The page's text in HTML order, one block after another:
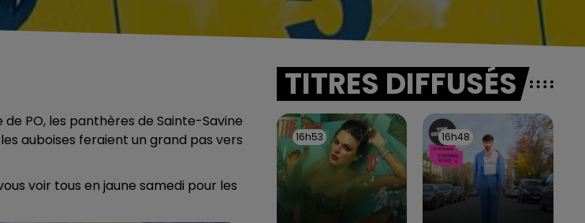
PO, les panthères de Sainte-Savine
auboises feraient un grand pas vers
voir tous en jaune samedi pour les
TITRES DIFFUSÉS
16h53
16h53 16h48
16h48